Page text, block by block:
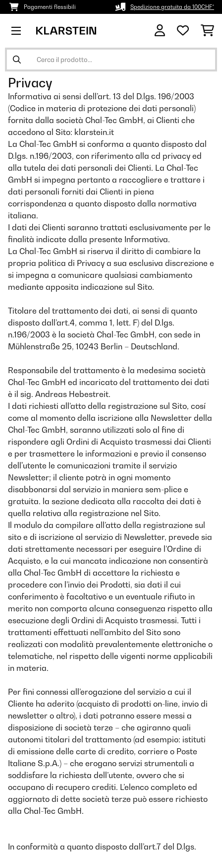
Pagamenti flessibili Spedizione gratuita da 100CHF*
Privacy
Informativa ai sensi dell’art. 13 del D.lgs. 196/2003
(Codice in materia di protezione dei dati personali)
fornita dalla società Chal-Tec GmbH, ai Clienti che
accedono al Sito: klarstein.it
La Chal-Tec GmbH si conforma a quanto disposto dal
D.lgs. n.196/2003, con riferimento alla cd privacy ed
alla tutela dei dati personali dei Clienti. La Chal-Tec
GmbH si impegna pertanto a raccogliere e trattare i
dati personali forniti dai Clienti in piena
corrispondenza a quanto disposto dalla normativa
italiana.
I dati dei Clienti saranno trattati esclusivamente per le
finalità indicate dalla presente Informativa.
La Chal-Tec GmbH si riserva il diritto di cambiare la
propria politica di Privacy a sua esclusiva discrezione e
si impegna a comunicare qualsiasi cambiamento
mediante apposita indicazione sul Sito.
Titolare del trattamento dei dati, ai sensi di quanto
disposto dall’art.4, comma 1, lett. F) del D.lgs.
n.196/2003 è la società Chal-Tec GmbH, con sede in
Mühlenstraße 25, 10243 Berlin – Deutschland.
Responsabile del trattamento è la medesima società
Chal-Tec GmbH ed incaricato del trattamento dei dati
è il sig. Andreas Hebestreit.
I dati richiesti all’atto della registrazione sul Sito, cosí
come al momento della iscrizione alla Newsletter della
Chal-Tec GmbH, saranno utilizzati solo al fine di
rispondere agli Ordini di Acquisto trasmessi dai Clienti
e per trasmettere le informazioni e previo il consenso
dell'utente le comunicazioni tramite il servizio
Newsletter; il cliente potrà in ogni momento
disabbonarsi dal servizio in maniera sem-plice e
gratuita. la sezione dedicata alla raccolta dei dati è
quella relativa alla registrazione nel Sito.
Il modulo da compilare all’atto della registrazione sul
sito e di iscrizione al servizio di Newsletter, prevede sia
dati strettamente necessari per eseguire l’Ordine di
Acquisto, e la cui mancata indicazione non consentirà
alla Chal-Tec GmbH di accettare la richiesta e
procedere con l’invio dei Prodotti, sia dati il cui
conferimento è facoltativo e un eventuale rifiuto in
merito non comporta alcuna conseguenza rispetto alla
esecuzione degli Ordini di Acquisto trasmessi. Tutti i
trattamenti effettuati nell’ambito del Sito sono
realizzati con modalità prevalentemente elettroniche o
telematiche, nel rispetto delle vigenti norme applicabili
in materia.
Per fini connessi all’erogazione del servizio a cui il
Cliente ha aderito (acquisto di prodotti on-line, invio di
newsletter o altro), i dati potranno essere messi a
disposizione di società terze – che agiranno quali
autonomi titolari del trattamento (ad esempio: istituti
di emissione delle carte di credito, corriere o Poste
Italiane S.p.A.) – che erogano servizi strumentali a
soddisfare la richiesta dell’utente, ovvero che si
occupano di recupero crediti. L’elenco completo ed
aggiornato di dette società terze può essere richiesto
alla Chal-Tec GmbH.
In conformità a quanto disposto dall’art.7 del D.lgs.